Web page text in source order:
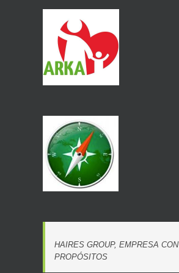
HAIRES GROUP, EMPRESA CON
PROPÓSITOS